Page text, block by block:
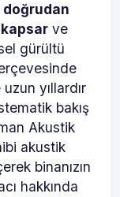
doğrudan
kapsar ve
gürültü
yıllardır
bakış
Akustik
akustik
binanızın
hakkında